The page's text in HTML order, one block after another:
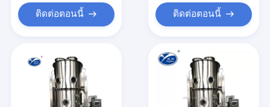
ขอใบเสนอราคา
เครื่องอบแห้งของเหลวอุตสาหกรรม
เครื่องอบแห้ง Vibro Fluid Bed
ติดต่อตอนนี้ ติดต่อตอนนี้